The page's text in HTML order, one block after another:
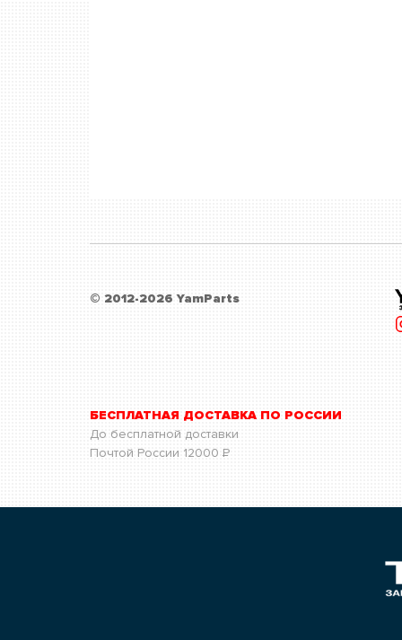
© 2012-2026 YamParts
БЕСПЛАТНАЯ ДОСТАВКА ПО РОССИИ
До бесплатной доставки
Почтой России 12000 Р